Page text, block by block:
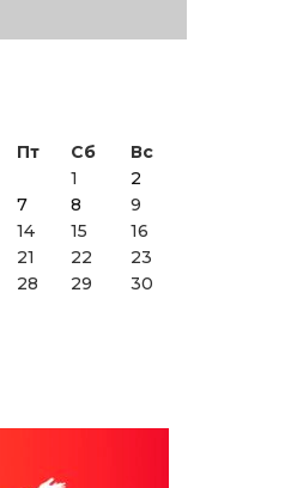
Пт Сб
Вс
1
2
7 8
9
14 15
16
21 22
23
28 29
30